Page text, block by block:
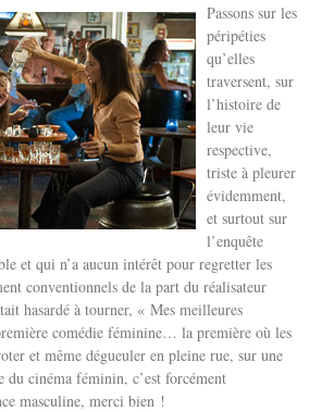
Passons sur les
péripéties
qu’elles
traversent, sur
l’histoire de
leur vie
respective,
triste à pleurer
évidemment,
et surtout sur
l’enquête
et qui n’a aucun intérêt pour regretter les
conventionnels de la part du réalisateur
hasardé à tourner, « Mes meilleures
comédie féminine… la première où les
et même dégueuler en pleine rue, sur une
du cinéma féminin, c’est forcément
masculine, merci bien !